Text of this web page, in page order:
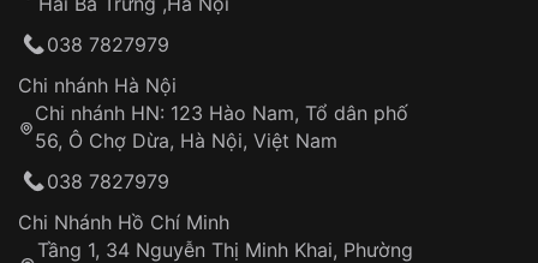
Hotline: 0585 215 215
Từ khóa SEO:
thống VNLUX
Đảm bảo quyền lợi khách hàng
Đồng hành cùng khách hàng trong suốt quá
trình sử dụng
038 7827979
Chi nhánh Hà Nội
Chi nhánh HN: 123 Hào Nam, Tổ dân phố
56, Ô Chợ Dừa, Hà Nội, Việt Nam
038 7827979
Chi Nhánh Hồ Chí Minh
Tầng 1, 34 Nguyễn Thị Minh Khai, Phường